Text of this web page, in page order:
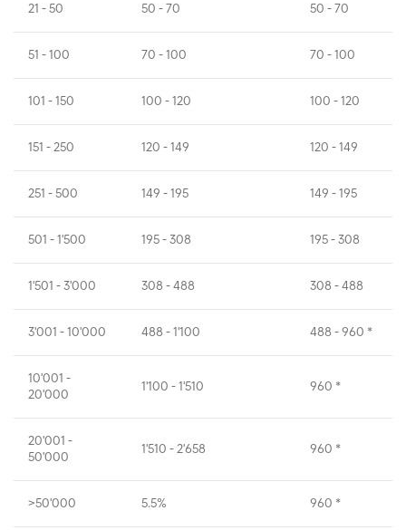
21 - 50 50 - 70 50 - 70
51 - 100 70 - 100 70 - 100
101 - 150 100 - 120 100 - 120
151 - 250 120 - 149 120 - 149
251 - 500 149 - 195 149 - 195
501 - 1'500 195 - 308 195 - 308
1'501 - 3'000 308 - 488 308 - 488
3'001 - 10'000 488 - 1'100 488 - 960 *
10'001 -
20'000
1'100 - 1'510 960 *
20'001 -
50'000
1'510 - 2'658 960 *
>50'000 5.5% 960 *